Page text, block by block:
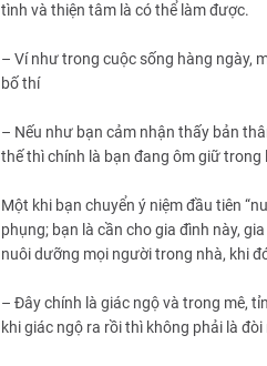
tình và thiện tâm là có thể làm được.
– Ví như trong cuộc sống hàng ngày,
bố thí
– Nếu như bạn cảm nhận thấy bản
thế thì chính là bạn đang ôm giữ
Một khi bạn chuyển ý niệm đầu tiên
phụng; bạn là cần cho gia đình này,
nuôi dưỡng mọi người trong nhà, khi
– Đây chính là giác ngộ và trong mê,
khi giác ngộ ra rồi thì không phải là